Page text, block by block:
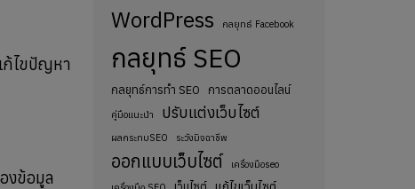
ก้ไขปัญหา
งข้อมูล
WordPress กลยุทธ์ Facebook
กลยุทธ์ SEO
กลยุทธ์การทำ SEO การตลาดออนไลน์
คู่มือแนะนำ ปรับแต่งเว็บไซต์
ผลกระทบSEO ระวังมิจฉาชีพ
ออกแบบเว็บไซต์
เครื่องมือseo